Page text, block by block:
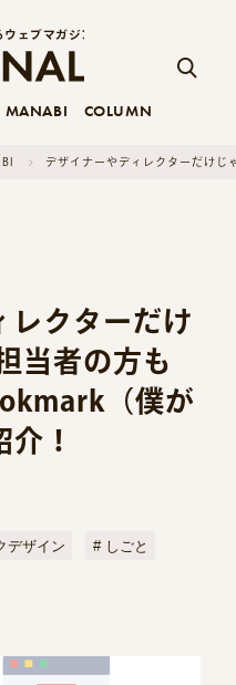
ェブマガジン
MANABI COLUMN
デザイナーやディレクターだけじ
レクターだけ
当者の方も
（僕が
！
デザイン しごと